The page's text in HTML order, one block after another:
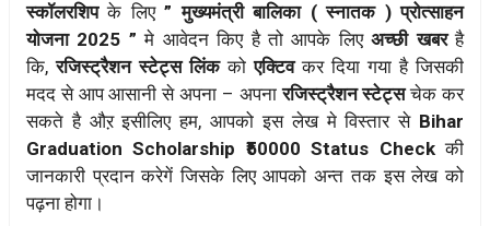
स्कॉलरशिपके लिए” मुख्यमंत्री बालिका ( स्नातक ) प्रोत्साहन
योजना 2025 ”मे आवेदन किए है तो आपके लिएअच्छी खबरहै
कि,रजिस्ट्रैशन स्टेट्स लिंककोएक्टिवकर दिया गया है जिसकी
मदद से आप आसानी से अपना – अपनारजिस्ट्रैशन स्टेट्सचेक कर
सकते है औऱ इसीलिए हम, आपको इस लेख मे विस्तार से Bihar
Graduation Scholarship ₹50000 Status Checkकी
जानकारी प्रदान करेगें जिसके लिए आपको अन्त तक इस लेख को
पढ़ना होगा।